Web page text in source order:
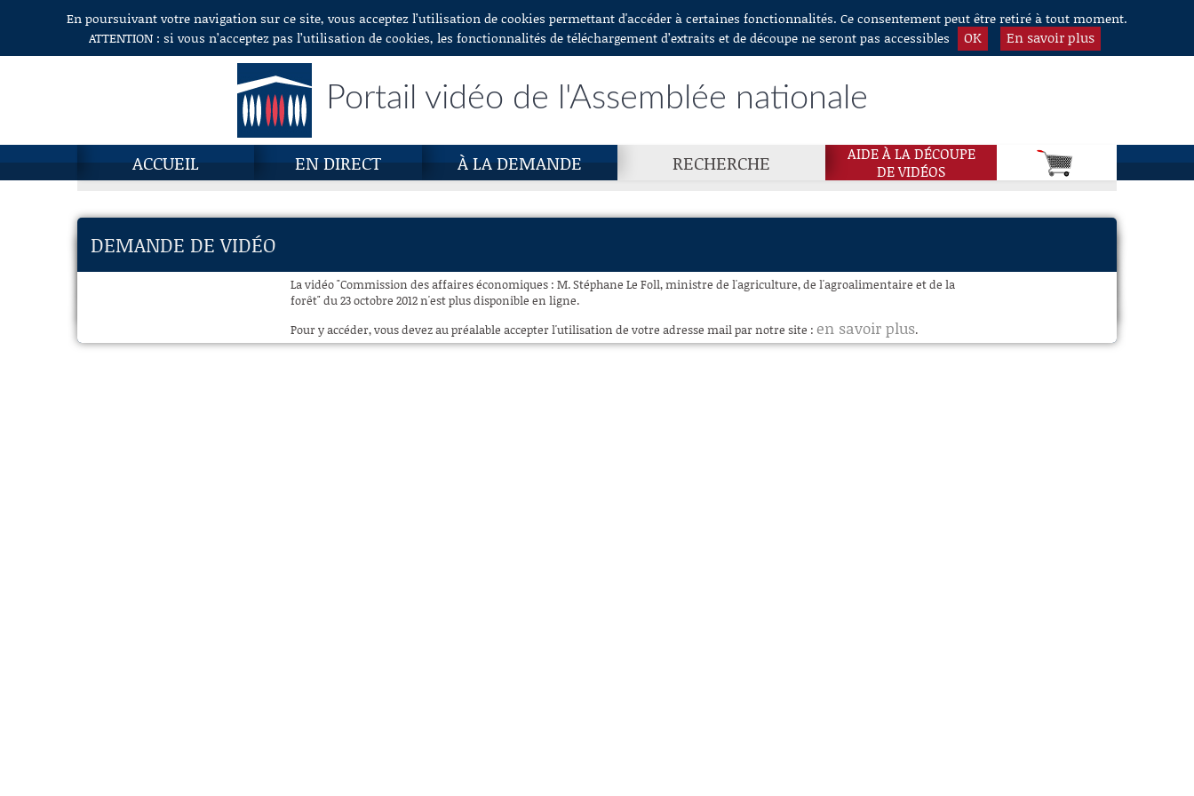
Aller au contenuEn poursuivant votre navigation sur ce site, vous acceptez l’utilisation de cookies permettant d'accéder à certaines fonctionnalités. Ce consentement peut être retiré à tout moment.
ATTENTION : si vous n’acceptez pas l’utilisation de cookies, les fonctionnalités de téléchargement d’extraits et de découpe ne seront pas accessibles
OK En savoir plus
Portail vidéo de l'Assemblée nationale
ACCUEIL EN DIRECT À LA DEMANDE RECHERCHE
AIDE À LA DÉCOUPE
DE VIDÉOS
DEMANDE DE VIDÉO
La vidéo "Commission des affaires économiques : M. Stéphane Le Foll, ministre de l'agriculture, de l'agroalimentaire et de la
forêt" du 23 octobre 2012 n'est plus disponible en ligne.
Pour y accéder, vous devez au préalable accepter l'utilisation de votre adresse mail par notre site : en savoir plus.